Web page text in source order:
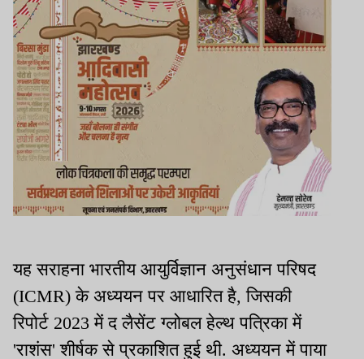
यह सराहना भारतीय आयुर्विज्ञान अनुसंधान परिषद
(ICMR) के अध्ययन पर आधारित है, जिसकी
रिपोर्ट 2023 में द लैसेंट ग्लोबल हेल्थ पत्रिका में
'राशंस' शीर्षक से प्रकाशित हुई थी. अध्ययन में पाया